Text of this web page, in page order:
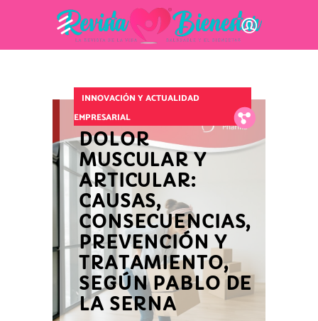
Fb.
Tw.
Pin.
INNOVACIÓN Y ACTUALIDAD
EMPRESARIAL
DOLOR
MUSCULAR Y
ARTICULAR:
CAUSAS,
CONSECUENCIAS,
PREVENCIÓN Y
TRATAMIENTO,
SEGÚN PABLO DE
LA SERNA